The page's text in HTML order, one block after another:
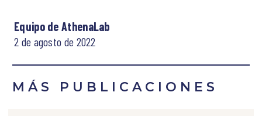
Equipo de AthenaLab
2 de agosto de 2022
MÁS PUBLICACIONES